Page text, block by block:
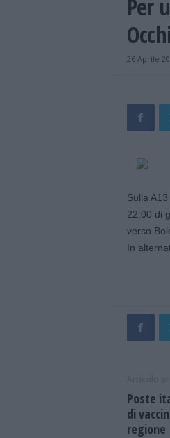
Per
26 Aprile
Sulla
22:00 di
verso
In
Poste
di
regione